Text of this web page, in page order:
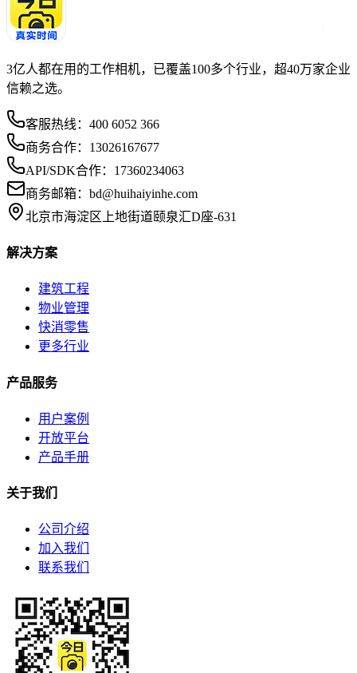
3亿人都在用的工作相机，已覆盖100多个行业，超40万家企业
信赖之选。
客服热线： 400 6052 366
商务合作： 13026167677
API/SDK合作： 17360234063
商务邮箱： bd@huihaiyinhe.com
北京市海淀区上地街道颐泉汇D座-631
解决方案
建筑工程
物业管理
快消零售
更多行业
产品服务
用户案例
开放平台
产品手册
关于我们
公司介绍
加入我们
联系我们